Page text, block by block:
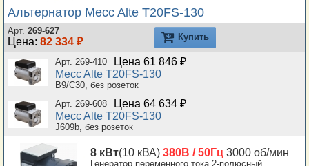
Альтернатор Mecc Alte T20FS-130
Арт. 269-627
Цена: 82 334 ₽ Купить
Арт. 269-410
Цена 61 846 ₽
Mecc Alte T20FS-130
B9/C30, без розеток
Арт. 269-608
Цена 64 634 ₽
Mecc Alte T20FS-130
J609b, без розеток
8 кВт(10 кВА) 380В / 50Гц 3000 об/мин
Генератор переменного тока 2-полюсный